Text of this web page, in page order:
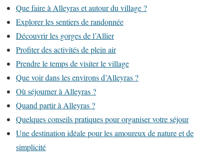
Que faire à Alleyras et autour du village ?
Explorer les sentiers de randonnée
Découvrir les gorges de l’Allier
Profiter des activités de plein air
Prendre le temps de visiter le village
Que voir dans les environs d’Alleyras ?
Où séjourner à Alleyras ?
Quand partir à Alleyras ?
Quelques conseils pratiques pour organiser votre séjour
Une destination idéale pour les amoureux de nature et de
simplicité